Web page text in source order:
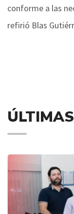
conforme a las
refirió Blas